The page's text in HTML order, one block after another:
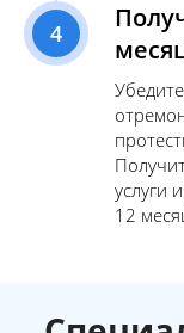
4
услуги
12